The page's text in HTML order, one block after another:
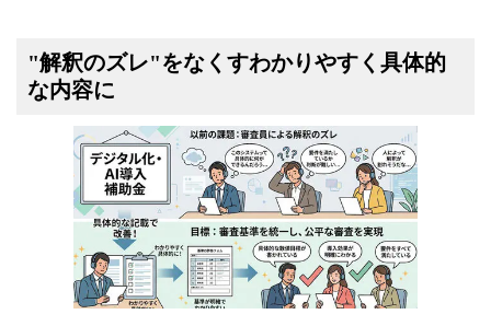
"解釈のズレ"をなくすわかりやすく具体的
な内容に